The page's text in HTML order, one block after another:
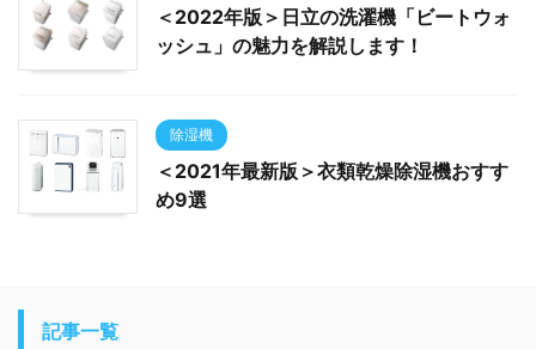
＜2022年版＞日立の洗濯機「ビートウォ
ッシュ」の魅力を解説します！
除湿機
＜2021年最新版＞衣類乾燥除湿機おすす
め9選
記事一覧